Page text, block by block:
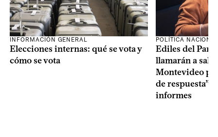
INFORMACIÓN GENERAL
Elecciones internas: qué se vota y
cómo se vota
POLÍTICA
Ediles del
llamarán a sala
Montevideo
de respuesta”
informes